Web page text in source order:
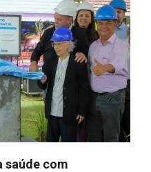
saúde com